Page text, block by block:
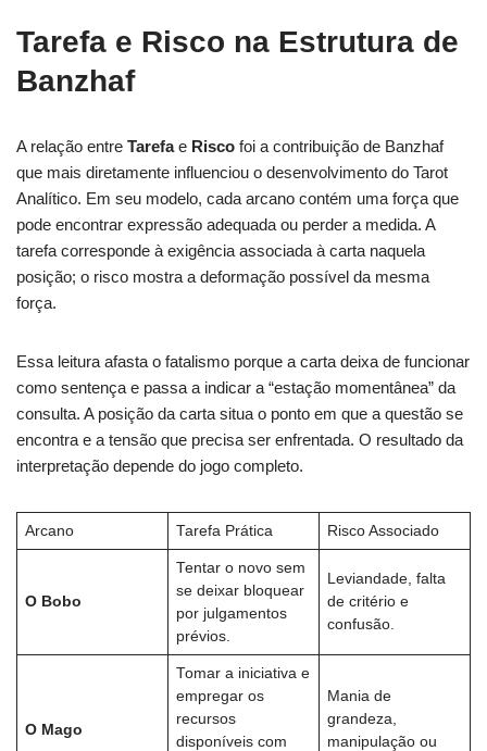
Tarefa e Risco na Estrutura de
Banzhaf
A relação entre Tarefae Risco foi a contribuição de Banzhaf
que mais diretamente influenciou o desenvolvimento do Tarot
Analítico. Em seu modelo, cada arcano contém uma força que
pode encontrar expressão adequada ou perder a medida. A
tarefa corresponde à exigência associada à carta naquela
posição; o risco mostra a deformação possível da mesma
força.
Essa leitura afasta o fatalismo porque a carta deixa de funcionar
como sentença e passa a indicar a “estação momentânea” da
consulta. A posição da carta situa o ponto em que a questão se
encontra e a tensão que precisa ser enfrentada. O resultado da
interpretação depende do jogo completo.
Arcano Tarefa Prática Risco Associado
O Bobo
Tentar o novo sem
se deixar bloquear
por julgamentos
prévios.
Leviandade, falta
de critério e
confusão.
O Mago
Tomar a iniciativa e
empregar os
recursos
disponíveis com
Mania de
grandeza,
manipulação ou